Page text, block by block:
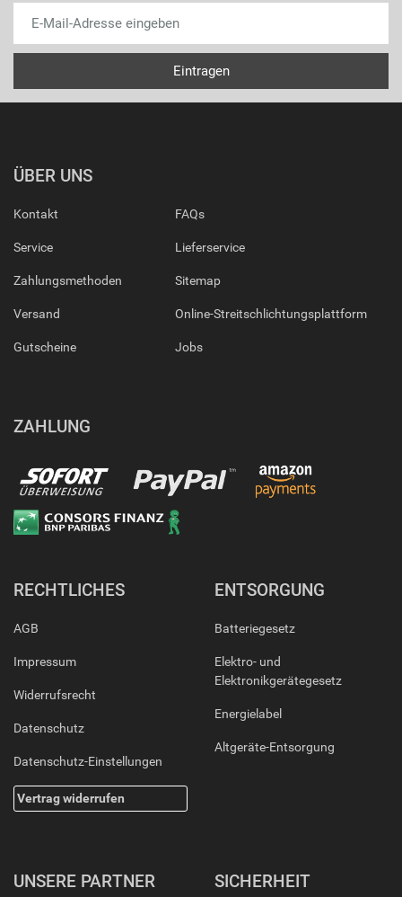
ÜBER UNS
Kontakt
Service
Zahlungsmethoden
Versand
Gutscheine
FAQs
Lieferservice
Sitemap
Online-Streitschlichtungsplattform
Jobs
ZAHLUNG
RECHTLICHES
AGB
Impressum
Widerrufsrecht
Datenschutz
Datenschutz-Einstellungen
Vertrag widerrufen
ENTSORGUNG
Batteriegesetz
Elektro- und
Elektronikgerätegesetz
Energielabel
Altgeräte-Entsorgung
UNSERE PARTNER SICHERHEIT